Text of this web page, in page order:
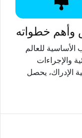
وأهم خطواته
للعالم
والإجراءات
الإدراك، يحصل